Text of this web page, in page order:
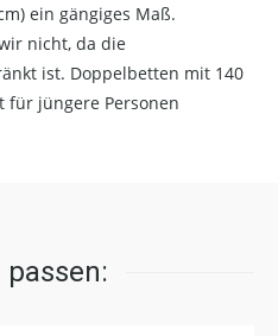
ein gängiges Maß.
nicht, da die
ist. Doppelbetten mit 140
für jüngere Personen
passen: